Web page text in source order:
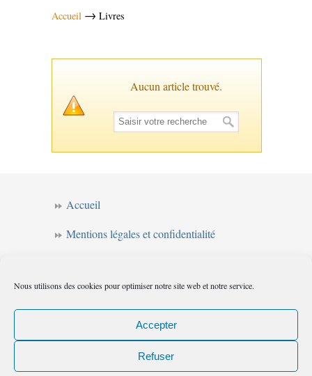
Nous utilisons des cookies pour optimiser notre site web et notre service.
Accepter
Refuser
Accueil → Livres
Aucun article trouvé.
Accueil
Mentions légales et confidentialité
Forum de l’intuition
Politique de cookies (UE)